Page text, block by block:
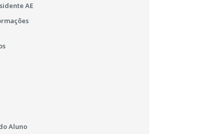
AE
Aluno
cool . Porto Editora . RBE